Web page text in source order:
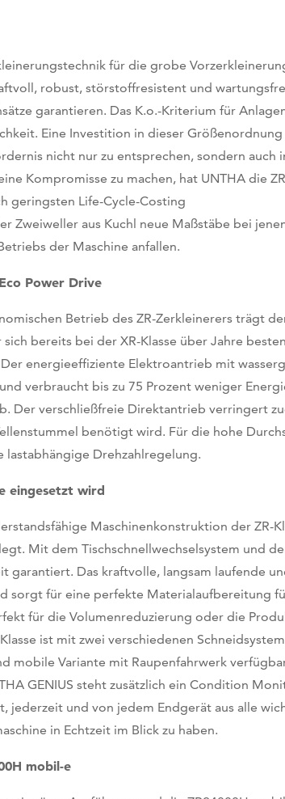
für die grobe
robust, störstoffresistent und
garantieren. Das K.o.-Kriterium für
Eine Investition in dieser Größenordnung
nicht nur zu entsprechen, sondern auch
Kompromisse zu machen, hat UNTHA die
geringsten Life-Cycle-Costing
Zweiweller aus Kuchl neue Maßstäbe bei
der Maschine anfallen.
Power Drive
Betrieb des ZR-Zerkleinerers trägt
bereits bei der XR-Klasse über Jahre
energieeffiziente Elektroantrieb mit
verbraucht bis zu 75 Prozent weniger
Der verschließfreie Direktantrieb verringert
benötigt wird. Für die hohe
lastabhängige Drehzahlregelung.
eingesetzt wird
Maschinenkonstruktion der ZR-
Mit dem Tischschnellwechselsystem und
garantiert. Das kraftvolle, langsam laufende
sorgt für eine perfekte Materialaufbereitung
für die Volumenreduzierung oder die
ist mit zwei verschiedenen
mobile Variante mit Raupenfahrwerk
GENIUS steht zusätzlich ein Condition
jederzeit und von jedem Endgerät aus alle
in Echtzeit im Blick zu haben.
mobil-e